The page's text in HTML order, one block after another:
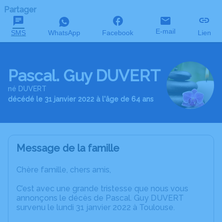
Partager
SMS WhatsApp Facebook E-mail Lien
Pascal. Guy DUVERT
né DUVERT
décédé le 31 janvier 2022 à l'âge de 64 ans
Message de la famille
Chère famille, chers amis,
C’est avec une grande tristesse que nous vous
annonçons le décès de Pascal. Guy DUVERT
survenu le lundi 31 janvier 2022 à Toulouse.